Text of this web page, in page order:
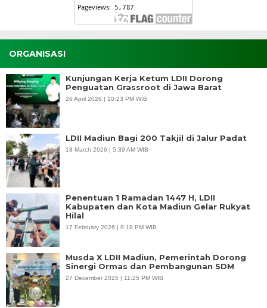
ORGANISASI
Kunjungan Kerja Ketum LDII Dorong
Penguatan Grassroot di Jawa Barat
26 April 2026 | 10:23 PM WIB
LDII Madiun Bagi 200 Takjil di Jalur Padat
18 March 2026 | 5:39 AM WIB
Penentuan 1 Ramadan 1447 H, LDII
Kabupaten dan Kota Madiun Gelar Rukyat
Hilal
17 February 2026 | 8:18 PM WIB
Musda X LDII Madiun, Pemerintah Dorong
Sinergi Ormas dan Pembangunan SDM
27 December 2025 | 11:25 PM WIB